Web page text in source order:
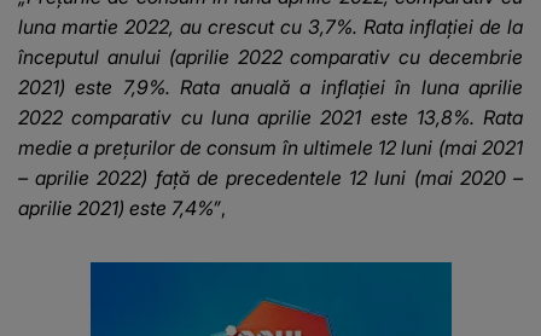
luna martie 2022, au crescut cu 3,7%. Rata inflaţiei de la
începutul anului (aprilie 2022 comparativ cu decembrie
2021) este 7,9%. Rata anuală a inflaţiei în luna aprilie
2022 comparativ cu luna aprilie 2021 este 13,8%. Rata
medie a preţurilor de consum în ultimele 12 luni (mai 2021
– aprilie 2022) faţă de precedentele 12 luni (mai 2020 –
aprilie 2021) este 7,4%”,